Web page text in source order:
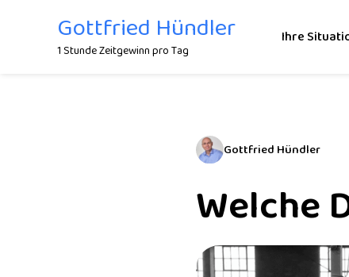
Gottfried Hündler
1 Stunde Zeitgewinn pro Tag
Ihre
Gottfried Hündler
Welche